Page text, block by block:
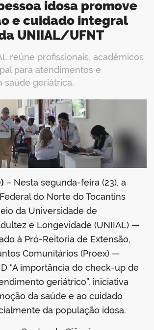
e cuidado integral
UNIIAL/UFNT
para atendimentos e
saúde geriátrica.
– Nesta segunda-feira (23), a
do Norte do Tocantins
da Universidade de
e Longevidade (UNIIAL) —
à Pró-Reitoria de Extensão,
Comunitários (Proex) —
“A importância do check-up de
geriátrico”, iniciativa
da saúde e ao cuidado
da população idosa.